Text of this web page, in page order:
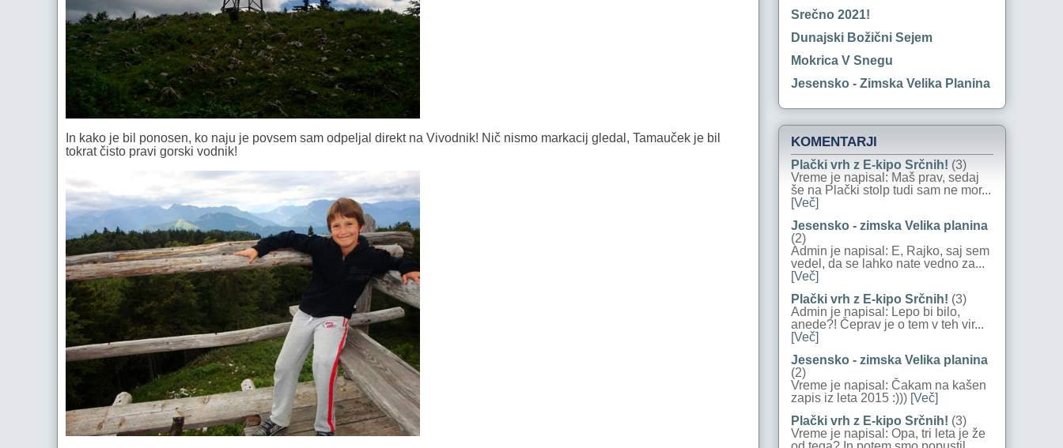
In kako je bil ponosen, ko naju je povsem sam odpeljal direkt na Vivodnik! Nič nismo markacij gledal, Tamauček je bil
tokrat čisto pravi gorski vodnik!
Srečno 2021!
Dunajski Božični Sejem
Mokrica V Snegu
Jesensko - Zimska Velika Planina
KOMENTARJI
Plački vrh z E-kipo Srčnih! (3)
Vreme je napisal: Maš prav, sedaj
še na Plački stolp tudi sam ne mor...
[Več]
Jesensko - zimska Velika planina
(2)
Admin je napisal: E, Rajko, saj sem
vedel, da se lahko nate vedno za...
[Več]
Plački vrh z E-kipo Srčnih! (3)
Admin je napisal: Lepo bi bilo,
anede?! Čeprav je o tem v teh vir...
[Več]
Jesensko - zimska Velika planina
(2)
Vreme je napisal: Čakam na kašen
zapis iz leta 2015 :))) [Več]
Plački vrh z E-kipo Srčnih! (3)
Vreme je napisal: Opa, tri leta je že